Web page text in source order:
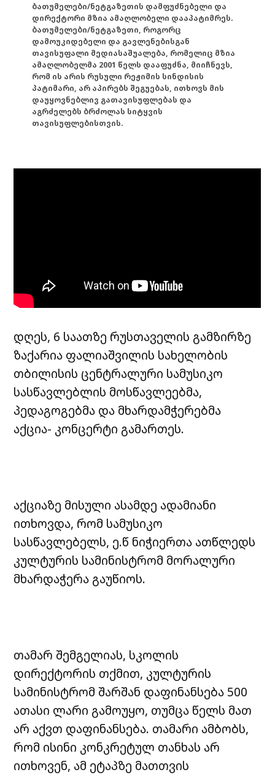
ბათუმელები/ნეტგაზეთის დამფუძნებელი და
დირექტორი მზია ამაღლობელი დააპატიმრეს.
ბათუმელები/ნეტგაზეთი, როგორც
დამოუკიდებელი და გავლენებისგან
თავისუფალი მედიასაშუალება, რომელიც მზია
ამაღლობელმა 2001 წელს დააფუძნა, მიიჩნევს,
რომ ის არის რუსული რეჟიმის სინდისის
პატიმარი, არ აპირებს შეგუებას, ითხოვს მის
დაუყოვნებლივ გათავისუფლებას და
აგრძელებს ბრძოლას სიტყვის
თავისუფლებისთვის.
დღეს, 6 საათზე რუსთაველის გამზირზე
ზაქარია ფალიაშვილის სახელობის
თბილისის ცენტრალური სამუსიკო
სასწავლებლის მოსწავლეებმა,
პედაგოგებმა და მხარდამჭერებმა
აქცია- კონცერტი გამართეს.
აქციაზე მისული ასამდე ადამიანი
ითხოვდა, რომ სამუსიკო
სასწავლებელს, ე.წ ნიჭიერთა ათწლედს
კულტურის სამინისტრომ მორალური
მხარდაჭერა გაუწიოს.
თამარ შემგელიას, სკოლის
დირექტორის თქმით, კულტურის
სამინისტრომ შარშან დაფინანსება 500
ათასი ლარი გამოუყო, თუმცა წელს მათ
არ აქვთ დაფინანსება. თამარი ამბობს,
რომ ისინი კონკრეტულ თანხას არ
ითხოვენ, ამ ეტაპზე მათთვის